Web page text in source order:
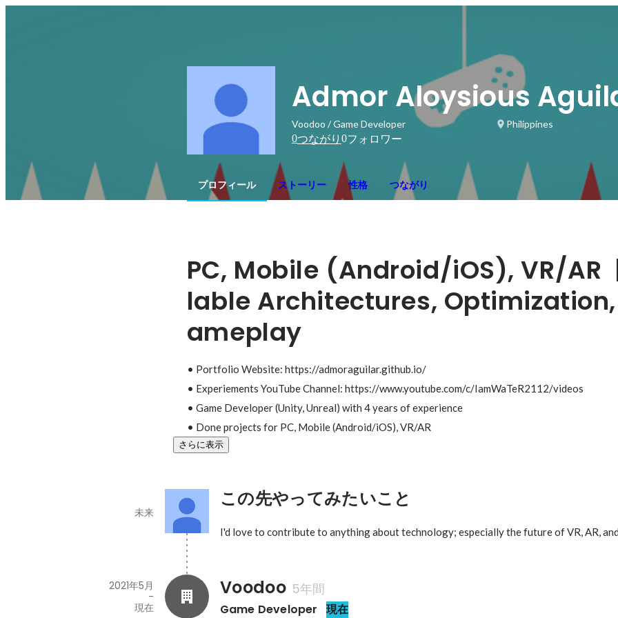
Admor Aloysious
Voodoo / Game Developer
Philippines
0つながり 0フォロワー
プロフィール ストーリー 性格 つながり
PC, Mobile (Android/iOS), VR/AR
lable Architectures, Optimization,
ameplay
• Portfolio Website: https://admoraguilar.github.io/
• Experiements YouTube Channel: https://www.youtube.com/c/IamWaTeR2112/videos
• Game Developer (Unity, Unreal) with 4 years of experience
• Done projects for PC, Mobile (Android/iOS), VR/AR
さらに表示
この先やってみたいこと
未来
I'd love to contribute to anything about technology; especially the future of VR, AR,
Voodoo 5年間
Game Developer 現在
2021年5月
-
現在